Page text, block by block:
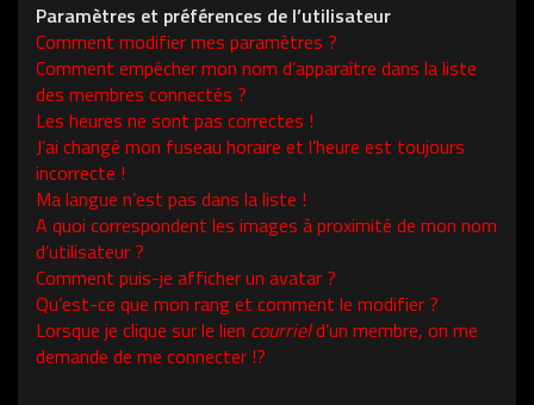
Paramètres et préférences de l’utilisateur
Comment modifier mes paramètres ?
Comment empêcher mon nom d’apparaître dans la liste
des membres connectés ?
Les heures ne sont pas correctes !
J’ai changé mon fuseau horaire et l’heure est toujours
incorrecte !
Ma langue n’est pas dans la liste !
A quoi correspondent les images à proximité de mon nom
d’utilisateur ?
Comment puis-je afficher un avatar ?
Qu’est-ce que mon rang et comment le modifier ?
Lorsque je clique sur le lien courrield’un membre, on me
demande de me connecter !?